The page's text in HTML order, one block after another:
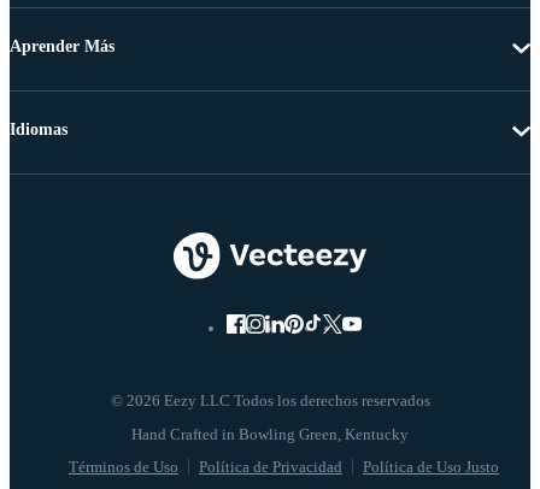
Aprender Más
© 2026 Eezy LLC Todos los derechos reservados
Términos de Uso Política de Privacidad Política de Uso Justo
Idiomas